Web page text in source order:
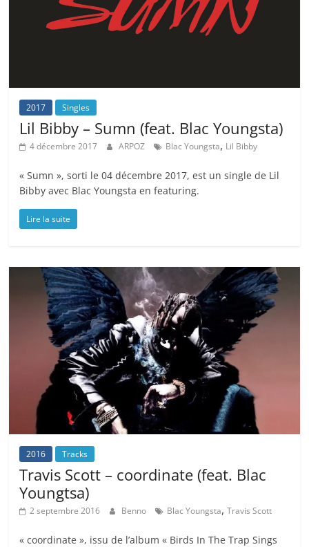
2017 Singles
Lil Bibby – Sumn (feat. Blac Youngsta)
4 décembre 2017 ARPOZ Blac Youngsta, Lil Bibby
« Sumn », sorti le 04 décembre 2017, est un single de Lil
Bibby avec Blac Youngsta en featuring.
Lire la suite
2016 Tracks
Travis Scott – coordinate (feat. Blac
Youngtsa)
2 septembre 2016 Benno Blac Youngsta,Travis Scott
« coordinate », issu de l’album « Birds In The Trap Sings